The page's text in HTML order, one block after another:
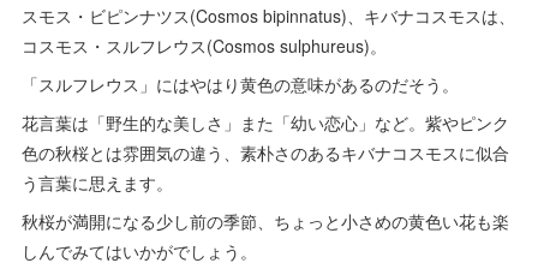
スモス・ビピンナツス(Cosmos bipinnatus)、キバナコスモスは、
コスモス・スルフレウス(Cosmos sulphureus)。
「スルフレウス」にはやはり黄色の意味があるのだそう。
花言葉は「野生的な美しさ」また「幼い恋心」など。紫やピンク
色の秋桜とは雰囲気の違う、素朴さのあるキバナコスモスに似合
う言葉に思えます。
秋桜が満開になる少し前の季節、ちょっと小さめの黄色い花も楽
しんでみてはいかがでしょう。